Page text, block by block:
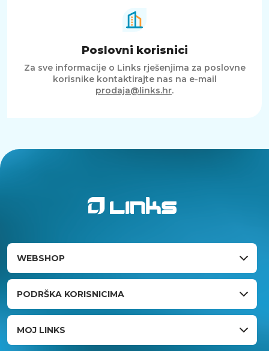
Poslovni korisnici
Za sve informacije o Links rješenjima za poslovne
korisnike kontaktirajte nas na e-mail
prodaja@links.hr.
WEBSHOP
PODRŠKA KORISNICIMA
MOJ LINKS